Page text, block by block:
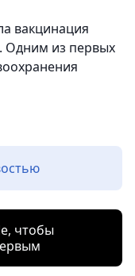
вакцинация
Одним из первых
чтобы